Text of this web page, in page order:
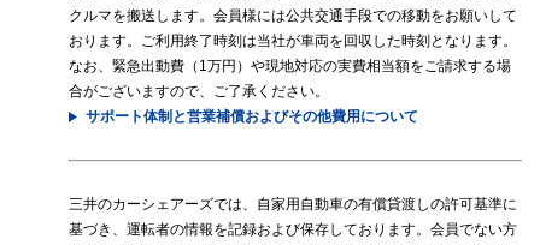
クルマを搬送します。会員様には公共交通手段での移動をお願いして
おります。ご利用終了時刻は当社が車両を回収した時刻となります。
なお、緊急出動費（1万円）や現地対応の実費相当額をご請求する場
合がございますので、ご了承ください。
サポート体制と営業補償およびその他費用について
三井のカーシェアーズでは、自家用自動車の有償貸渡しの許可基準に
基づき、運転者の情報を記録および保存しております。会員でない方